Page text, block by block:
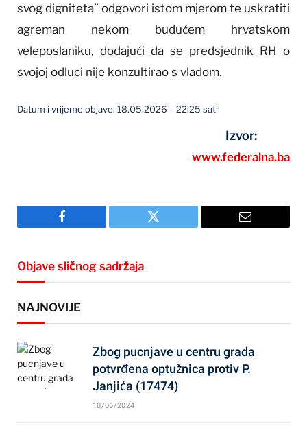
svog digniteta” odgovori istom mjerom te uskratiti
agreman nekom budućem hrvatskom
veleposlaniku, dodajući da se predsjednik RH o
svojoj odluci nije konzultirao s vladom.
Datum i vrijeme objave: 18.05.2026 – 22:25 sati
Izvor:
www.federalna.ba
Facebook Twitter Email
Objave sličnog sadržaja
NAJNOVIJE
Zbog pucnjave u centru grada
potvrđena optužnica protiv P.
Janjića (17474)
10/06/2024